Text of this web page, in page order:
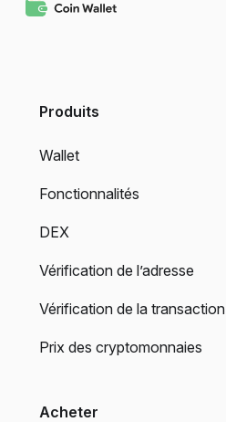
Produits
Wallet
Fonctionnalités
DEX
Vérification de l’adresse
Vérification de la transaction
Prix des cryptomonnaies
Acheter